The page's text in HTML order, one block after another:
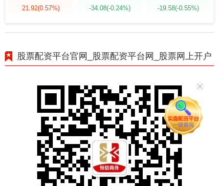
21.92(0.57%) -34.08(-0.24%) -19.58(-0.55%)
股票配资平台官网_股票配资平台网_股票网上开户